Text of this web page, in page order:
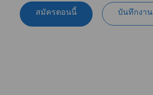
สมัครตอนนี้ บันทึกงาน